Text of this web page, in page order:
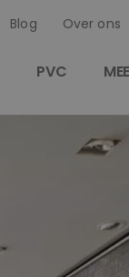
Blog Over ons
PVC